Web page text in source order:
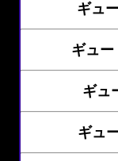
ギュ
ギュ
ギュ
ギュ